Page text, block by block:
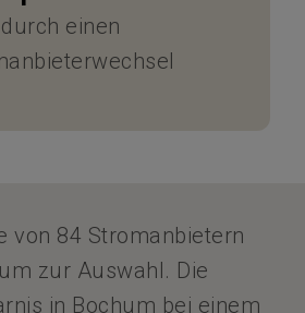
durch einen
von 84 Stromanbietern
zur Auswahl. Die
in Bochum bei einem